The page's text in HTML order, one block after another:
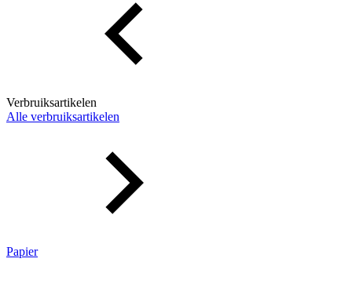
Verbruiksartikelen
Alle verbruiksartikelen
Papier